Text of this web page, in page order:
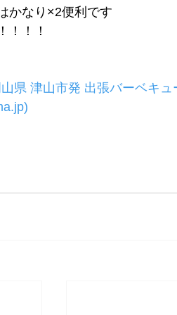
かなり×2便利です
！！！
県 津山市発 出張バーベキ